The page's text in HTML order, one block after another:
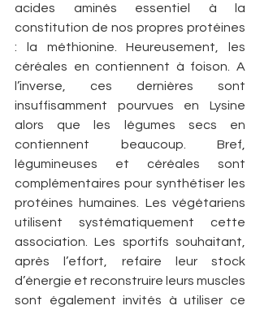
acides aminés essentiel à la
constitution de nos propres protéines
: la méthionine. Heureusement, les
céréales en contiennent à foison. A
l’inverse, ces dernières sont
insuffisamment pourvues en Lysine
alors que les légumes secs en
contiennent beaucoup. Bref,
légumineuses et céréales sont
complémentaires pour synthétiser les
protéines humaines. Les végétariens
utilisent systématiquement cette
association. Les sportifs souhaitant,
après l’effort, refaire leur stock
d’énergie et reconstruire leurs muscles
sont également invités à utiliser ce